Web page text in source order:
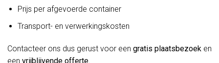
Prijs per afgevoerde container
Transport- en verwerkingskosten
Contacteer ons dus gerust voor een gratis plaatsbezoek en
een vrijblijvende offerte.